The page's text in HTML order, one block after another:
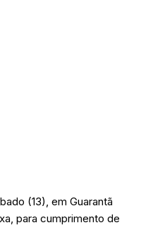
(13), em Guarantã
para cumprimento de